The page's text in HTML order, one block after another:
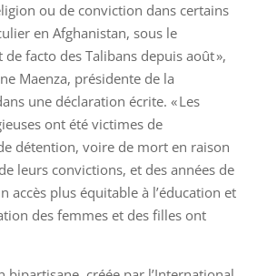
ou de conviction dans certains
en Afghanistan, sous le
facto des Talibans depuis août »,
Maenza, présidente de la
une déclaration écrite. « Les
ont été victimes de
détention, voire de mort en raison
leurs convictions, et des années de
accès plus équitable à l’éducation et
des femmes et des filles ont